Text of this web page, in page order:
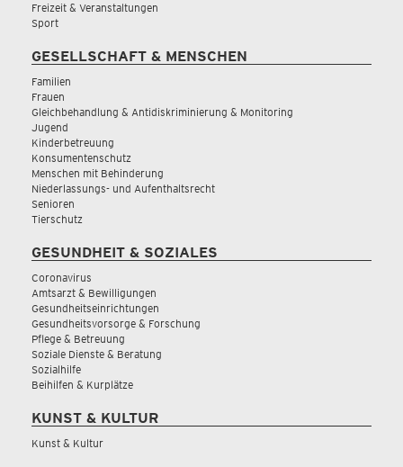
Freizeit & Veranstaltungen
Sport
GESELLSCHAFT & MENSCHEN
Familien
Frauen
Gleichbehandlung & Antidiskriminierung & Monitoring
Jugend
Kinderbetreuung
Konsumentenschutz
Menschen mit Behinderung
Niederlassungs- und Aufenthaltsrecht
Senioren
Tierschutz
GESUNDHEIT & SOZIALES
Coronavirus
Amtsarzt & Bewilligungen
Gesundheitseinrichtungen
Gesundheitsvorsorge & Forschung
Pflege & Betreuung
Soziale Dienste & Beratung
Sozialhilfe
Beihilfen & Kurplätze
KUNST & KULTUR
Kunst & Kultur